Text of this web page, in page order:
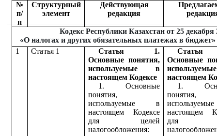
№
п/
п
Структурный
элемент
Действующая
редакция
Кодекс Республики Казахстан от 25 декабря
«О налогах и других обязательных платежах в
1
Статья 1
Статья 1.
Основные понятия,
используемые в
настоящем Кодексе
1. Основные
понятия,
используемые в
настоящем Кодексе
для целей
налогообложения:
Основные
настоящем
1.
понятия,
настоящем
для